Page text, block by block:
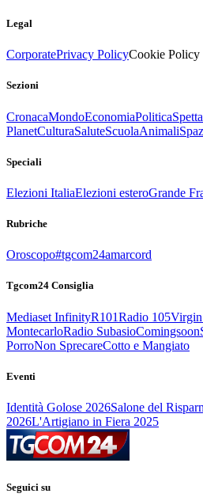
Legal
CorporatePrivacy PolicyCookie Policy
Sezioni
CronacaMondoEconomiaPolitica
PlanetCulturaSaluteScuolaAnimali
Speciali
Elezioni ItaliaElezioni esteroGrande
Rubriche
Oroscopo#tgcom24amarcord
Tgcom24 Consiglia
Mediaset InfinityR101Radio 105
MontecarloRadio SubasioComingsoon
PorroNon SprecareCotto e Mangiato
Eventi
Identità Golose 2026Salone del
2026L'Artigiano in Fiera 2025
Seguici su